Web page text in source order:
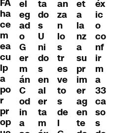
FA
ha
ce
m
ea
cu
lp
a
po
r
pr
op
el
eg
ad
o
G
er
m
án
C
od
in
a
ta
do
s
U
ni
do
s
en
al
er
ta
m
an
za
n
lo
s
tr
es
ve
to
s
de
l
et
a
la
nz
a
su
pr
im
er
ag
en
te
éx
ic
o
co
nf
ir
m
a
33
ca
so
s